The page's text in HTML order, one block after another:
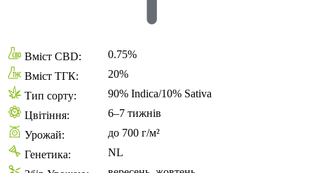
Вміст CBD:
0.75%
Вміст ТГК:
20%
Тип сорту:
90% Indica/10% Sativa
Цвітіння:
6–7 тижнів
Урожай:
до 700 г/м²
Генетика:
NL